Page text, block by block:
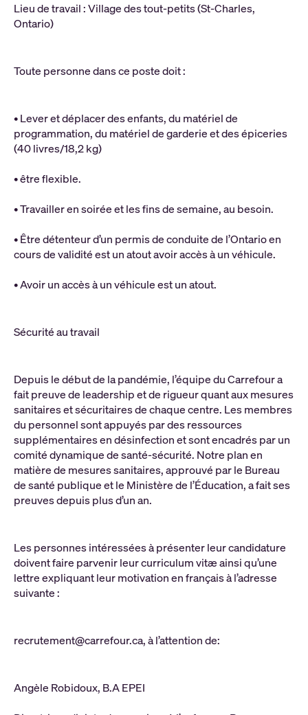
Lieu de travail : Village des tout-petits (St-Charles,
Ontario)
Toute personne dans ce poste doit :
• Lever et déplacer des enfants, du matériel de
programmation, du matériel de garderie et des épiceries
(40 livres/18,2 kg)
• être flexible.
• Travailler en soirée et les fins de semaine, au besoin.
• Être détenteur d’un permis de conduite de l’Ontario en
cours de validité est un atout avoir accès à un véhicule.
• Avoir un accès à un véhicule est un atout.
Sécurité au travail
Depuis le début de la pandémie, l’équipe du Carrefour a
fait preuve de leadership et de rigueur quant aux mesures
sanitaires et sécuritaires de chaque centre. Les membres
du personnel sont appuyés par des ressources
supplémentaires en désinfection et sont encadrés par un
comité dynamique de santé-sécurité. Notre plan en
matière de mesures sanitaires, approuvé par le Bureau
de santé publique et le Ministère de l’Éducation, a fait ses
preuves depuis plus d’un an.
Les personnes intéressées à présenter leur candidature
doivent faire parvenir leur curriculum vitæ ainsi qu’une
lettre expliquant leur motivation en français à l’adresse
suivante :
recrutement@carrefour.ca, à l’attention de:
Angèle Robidoux, B.A EPEI